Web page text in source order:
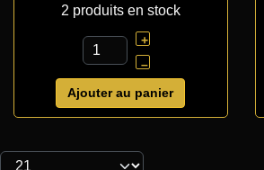
2 produits en stock
+
–
Ajouter au panier